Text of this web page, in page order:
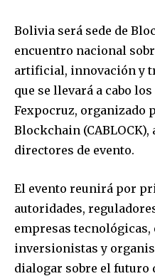
Bolivia será sede de
encuentro nacional
artificial, innovación y
que se llevará a cabo
Fexpocruz, organizado
Blockchain
directores de evento.
El evento reunirá por
autoridades,
empresas tecnológicas,
inversionistas y
dialogar sobre el futuro